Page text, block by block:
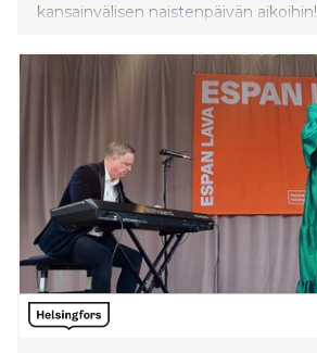
kansainvälisen naistenpäivän aikoihin!